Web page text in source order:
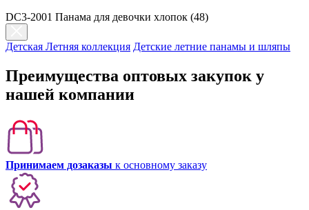
DC3-2001 Панама для девочки хлопок (48)
Детская Летняя коллекция Детские летние панамы и шляпы
Преимущества оптовых закупок у
нашей компании
Принимаем дозаказы к основному заказу